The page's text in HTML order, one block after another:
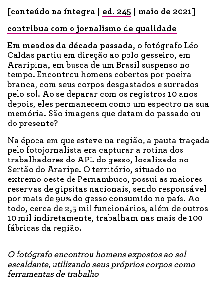
[conteúdo na íntegra | ed. 245 | maio de 2021]
contribua com o jornalismo de qualidade
Em meados da década passada, o fotógrafo Léo
Caldas partiu em direção ao polo gesseiro, em
Araripina, em busca de um Brasil suspenso no
tempo. Encontrou homens cobertos por poeira
branca, com seus corpos desgastados e surrados
pelo sol. Ao se deparar com os registros 10 anos
depois, eles permanecem como um espectro na sua
memória. São imagens que datam do passado ou
do presente?
Na época em que esteve na região, a pauta traçada
pelo fotojornalista era capturar a rotina dos
trabalhadores do APL do gesso, localizado no
Sertão do Araripe. O território, situado no
extremo oeste de Pernambuco, possui as maiores
reservas de gipsitas nacionais, sendo responsável
por mais de 90% do gesso consumido no país. Ao
todo, cerca de 2,5 mil funcionários, além de outros
10 mil indiretamente, trabalham nas mais de 100
fábricas da região.
O fotógrafo encontrou homens expostos ao sol
escaldante, utilizando seus próprios corpos como
ferramentas de trabalho